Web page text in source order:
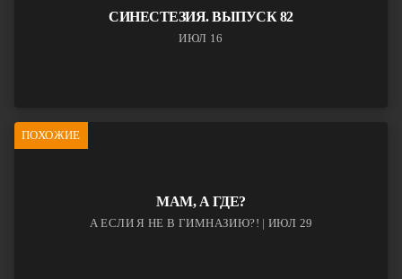
СИНЕСТЕЗИЯ. ВЫПУСК 82
ИЮЛ 16
ПОХОЖИЕ
МАМ, А ГДЕ?
А ЕСЛИ Я НЕ В ГИМНАЗИЮ?! | ИЮЛ 29